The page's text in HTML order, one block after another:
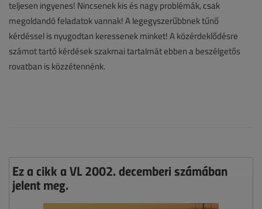
teljesen ingyenes! Nincsenek kis és nagy problémák, csak
megoldandó feladatok vannak! A legegyszerűbbnek tűnő
kérdéssel is nyugodtan keressenek minket! A közérdeklődésre
számot tartó kérdések szakmai tartalmát ebben a beszélgetős
rovatban is közzétennénk.
Ez a cikk a VL 2002. decemberi számában
jelent meg.